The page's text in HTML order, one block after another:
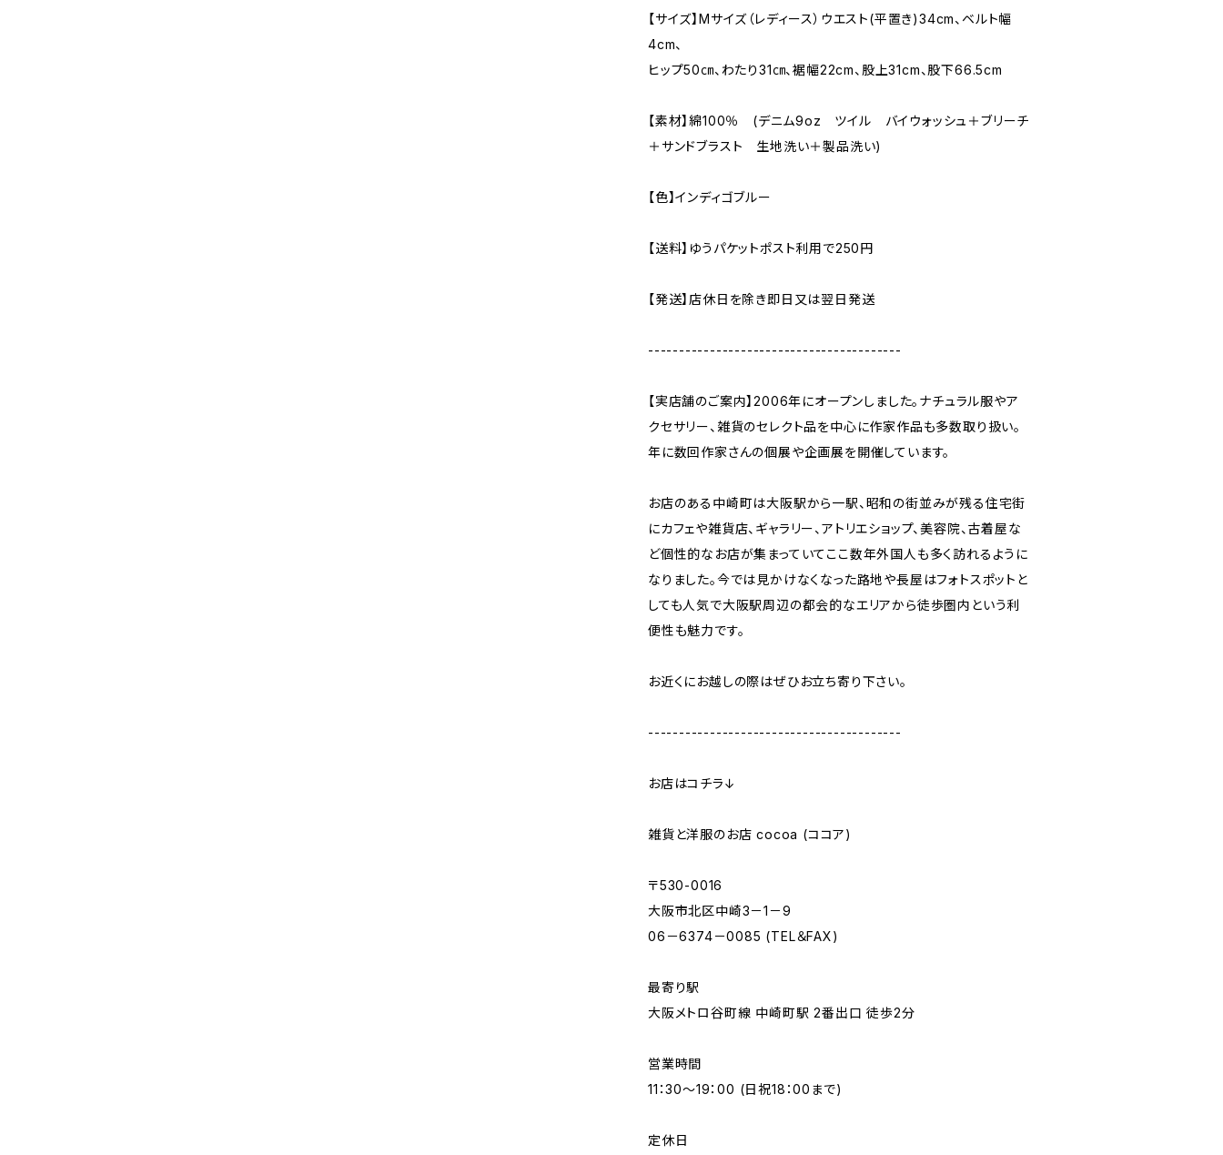
【サイズ】Mサイズ（レディース）ウエスト(平置き)34cm、ベルト幅
4cm、
ヒップ50㎝、わたり31㎝、裾幅22cm、股上31cm、股下66.5cm
【素材】綿100％ (デニム9oz ツイル バイウォッシュ＋ブリーチ
＋サンドブラスト 生地洗い＋製品洗い)
【色】インディゴブルー
【送料】ゆうパケットポスト利用で250円
【発送】店休日を除き即日又は翌日発送
-----------------------------------------
【実店舗のご案内】2006年にオープンしました。ナチュラル服やア
クセサリー、雑貨のセレクト品を中心に作家作品も多数取り扱い。
年に数回作家さんの個展や企画展を開催しています。
お店のある中崎町は大阪駅から一駅、昭和の街並みが残る住宅街
にカフェや雑貨店、ギャラリー、アトリエショップ、美容院、古着屋な
ど個性的なお店が集まっていてここ数年外国人も多く訪れるように
なりました。今では見かけなくなった路地や長屋はフォトスポットと
しても人気で大阪駅周辺の都会的なエリアから徒歩圏内という利
便性も魅力です。
お近くにお越しの際はぜひお立ち寄り下さい。
-----------------------------------------
お店はコチラ↓
雑貨と洋服のお店 cocoa (ココア)
〒530-0016
大阪市北区中崎3－1－9
06－6374－0085 (TEL＆FAX)
最寄り駅
大阪メトロ谷町線 中崎町駅 2番出口 徒歩2分
営業時間
11：30～19：00 (日祝18：00まで)
定休日